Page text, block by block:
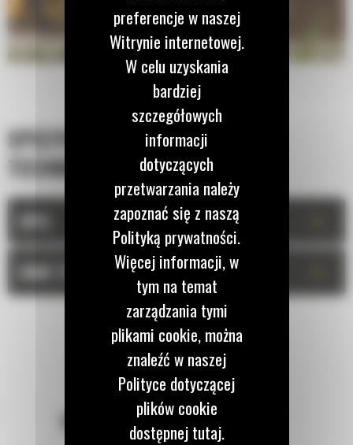
SPECYFIKACJA
TECHNICZNA
DANE TECHNICZNE
POZOSTAŃMY W KONTAKCIE
preferencje w naszej
Witrynie internetowej.
W celu uzyskania
bardziej
szczegółowych
informacji
dotyczących
przetwarzania należy
zapoznać się z naszą
Polityką prywatności.
Więcej informacji, w
tym na temat
zarządzania tymi
plikami cookie, można
znaleźć w naszej
Polityce dotyczącej
plików cookie
dostępnej tutaj.